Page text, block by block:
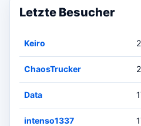
Letzte Besucher
Keiro
ChaosTrucker
Data
intenso1337